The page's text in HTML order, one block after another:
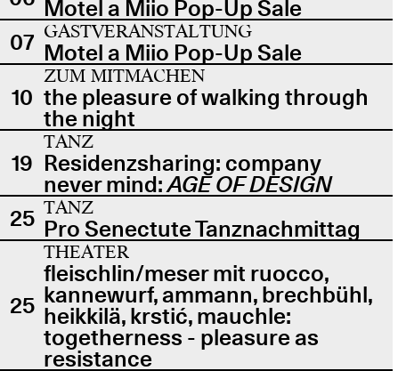
Motel a Miio Pop-Up Sale
07 GASTVERANSTALTUNG
Motel a Miio Pop-Up Sale
10
ZUM MITMACHEN
the pleasure of walking through
the night
19
TANZ
Residenzsharing: company
never mind:AGE OF DESIGN
25 TANZ
Pro Senectute Tanznachmittag
25
THEATER
fleischlin/meser mit ruocco,
kannewurf, ammann, brechbühl,
heikkilä, krstić, mauchle:
togetherness - pleasure as
resistance